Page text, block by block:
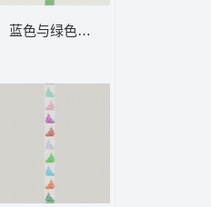
蓝色与绿色鳞片图案排列 窗帘